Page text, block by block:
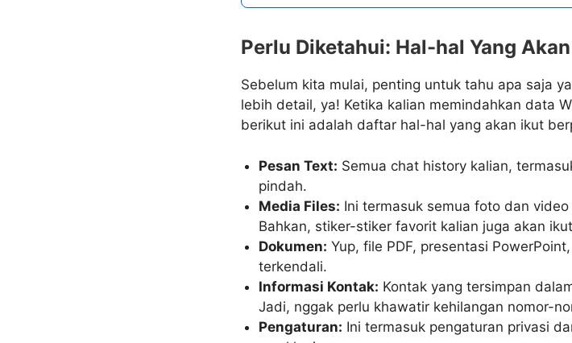
Perlu Diketahui: Hal-hal Yang
Sebelum kita mulai, penting untuk tahu apa saja
lebih detail, ya! Ketika kalian memindahkan data
berikut ini adalah daftar hal-hal yang akan ikut
Pesan Text: Semua chat history kalian,
pindah.
Media Files: Ini termasuk semua foto dan
Bahkan, stiker-stiker favorit kalian juga akan
Dokumen: Yup, file PDF, presentasi
terkendali.
Informasi Kontak: Kontak yang tersimpan
Jadi, nggak perlu khawatir kehilangan nomor-
Pengaturan: Ini termasuk pengaturan privasi